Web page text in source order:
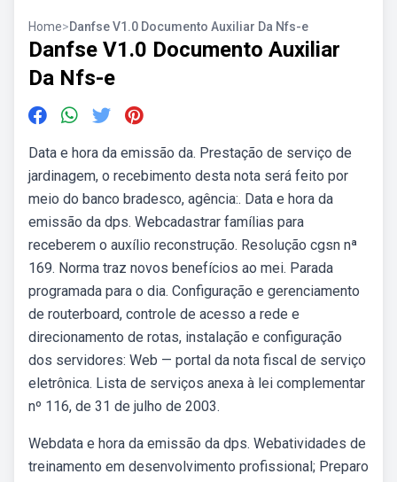
Home>Danfse V1.0 Documento Auxiliar Da Nfs-e
Danfse V1.0 Documento Auxiliar
Da Nfs-e
Data e hora da emissão da. Prestação de serviço de
jardinagem, o recebimento desta nota será feito por
meio do banco bradesco, agência:. Data e hora da
emissão da dps. Webcadastrar famílias para
receberem o auxílio reconstrução. Resolução cgsn nª
169. Norma traz novos benefícios ao mei. Parada
programada para o dia. Configuração e gerenciamento
de routerboard, controle de acesso a rede e
direcionamento de rotas, instalação e configuração
dos servidores: Web — portal da nota fiscal de serviço
eletrônica. Lista de serviços anexa à lei complementar
nº 116, de 31 de julho de 2003.
Webdata e hora da emissão da dps. Webatividades de
treinamento em desenvolvimento profissional; Preparo